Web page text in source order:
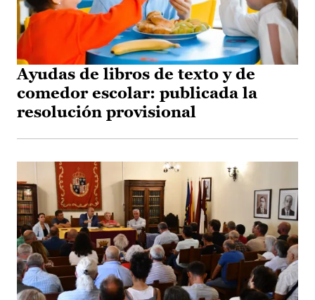
Ayudas de libros de texto y de
comedor escolar: publicada la
resolución provisional